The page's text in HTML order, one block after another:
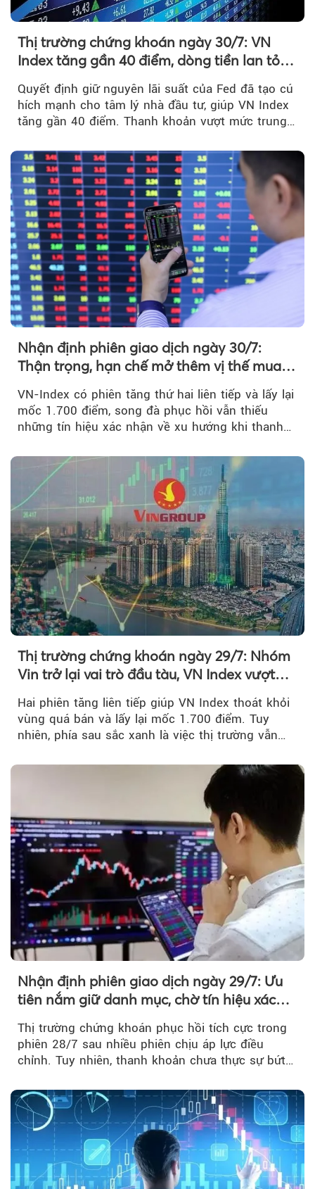
Thị trường chứng khoán ngày 30/7: VN
Index tăng gần 40 điểm, dòng tiền lan tỏa
Quyết định giữ nguyên lãi suất của Fed đã tạo cú
hích mạnh cho tâm lý nhà đầu tư, giúp VN Index
tăng gần 40 điểm. Thanh khoản vượt mức trung
Nhận định phiên giao dịch ngày 30/7:
Thận trọng, hạn chế mở thêm vị thế mua
VN-Index có phiên tăng thứ hai liên tiếp và lấy lại
mốc 1.700 điểm, song đà phục hồi vẫn thiếu
những tín hiệu xác nhận về xu hướng khi thanh
Thị trường chứng khoán ngày 29/7: Nhóm
Vin trở lại vai trò đầu tàu, VN Index vượt
Hai phiên tăng liên tiếp giúp VN Index thoát khỏi
vùng quá bán và lấy lại mốc 1.700 điểm. Tuy
nhiên, phía sau sắc xanh là việc thị trường vẫn
tiền vẫn chưa thực sự trở lại.
Nhận định phiên giao dịch ngày 29/7: Ưu
tiên nắm giữ danh mục, chờ tín hiệu xác
Thị trường chứng khoán phục hồi tích cực trong
phiên 28/7 sau nhiều phiên chịu áp lực điều
chỉnh. Tuy nhiên, thanh khoản chưa thực sự bứt